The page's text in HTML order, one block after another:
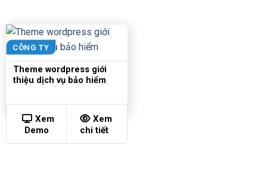
CÔNG TY
Theme wordpress giới
thiệu dịch vụ bảo hiểm
Xem
Demo
Xem
chi tiết